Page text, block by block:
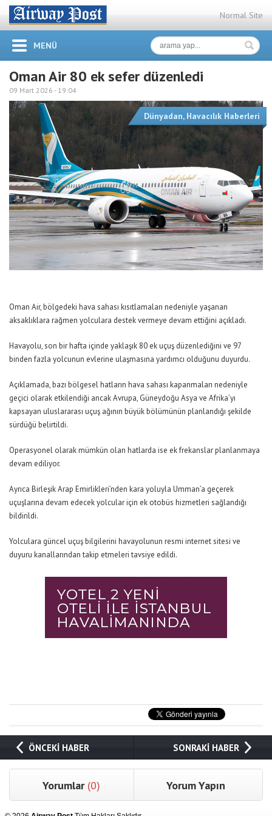
Normal Site
MENÜ
Oman Air 80 ek sefer düzenledi
09 Mart 2026 - 19:04
Dünyadan, Havacılık Haberleri
Oman Air, bölgedeki hava sahası kısıtlamaları nedeniyle yaşanan
aksaklıklara rağmen yolculara destek vermeye devam ettiğini açıkladı.
Havayolu, son bir hafta içinde yaklaşık 80 ek uçuş düzenlediğini ve 97
binden fazla yolcunun evlerine ulaşmasına yardımcı olduğunu duyurdu.
Açıklamada, bazı bölgesel hatların hava sahası kapanmaları nedeniyle
geçici olarak etkilendiği ancak Avrupa, Güneydoğu Asya ve Afrika’yı
kapsayan uluslararası uçuş ağının büyük bölümünün planlandığı şekilde
sürdüğü belirtildi.
Operasyonel olarak mümkün olan hatlarda ise ek frekanslar planlanmaya
devam ediliyor.
Ayrıca Birleşik Arap Emirlikleri’nden kara yoluyla Umman’a geçerek
uçuşlarına devam edecek yolcular için ek otobüs hizmetleri sağlandığı
bildirildi.
Yolculara güncel uçuş bilgilerini havayolunun resmi internet sitesi ve
duyuru kanallarından takip etmeleri tavsiye edildi.
ÖNCEKİ HABER SONRAKİ HABER
Yorumlar (0) Yorum Yapın